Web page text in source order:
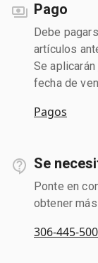
Pago
Debe
artículos
Se aplicarán
fecha de
Pagos
Se
Ponte en
obtener
306-445-